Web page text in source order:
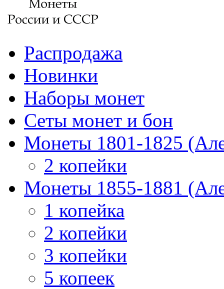
Распродажа
Новинки
Наборы монет
Сеты монет и бон
Монеты 1801-1825
2 копейки
Монеты 1855-1881
1 копейка
2 копейки
3 копейки
5 копеек